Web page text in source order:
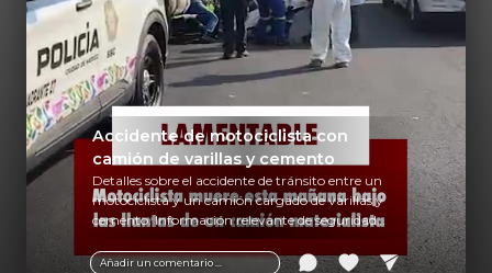
Añadir un comentario ...
Accidente de motociclista con
camión de varillas y cemento
Detalles sobre el accidente de tránsito entre un
motociclista y un camión cargado de varillas y
cemento. Información relevante de seguridad
vial y recomendaciones para motociclistas.